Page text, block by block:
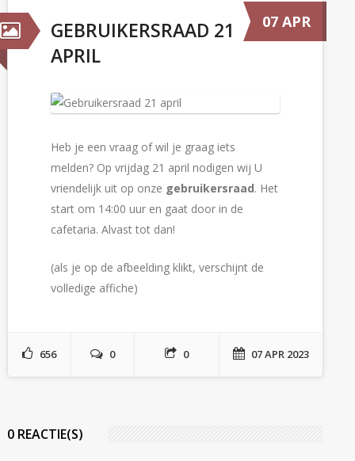
GEBRUIKERSRAAD 21
APRIL
07 APR
Heb je een vraag of wil je graag iets
melden? Op vrijdag 21 april nodigen wij U
vriendelijk uit op onze gebruikersraad. Het
start om 14:00 uur en gaat door in de
cafetaria. Alvast tot dan!
(als je op de afbeelding klikt, verschijnt de
volledige affiche)
656 0 0 07 APR 2023
0 REACTIE(S)